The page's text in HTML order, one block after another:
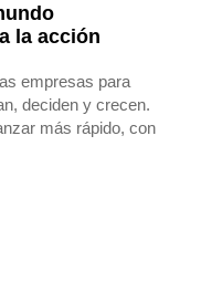
la acción
empresas para
deciden y crecen.
más rápido, con